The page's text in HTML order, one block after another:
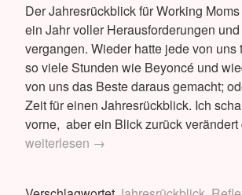
Der Jahresrückblick für Working
ein Jahr voller Herausforderungen
vergangen. Wieder hatte jede von uns
so viele Stunden wie Beyoncé und
von uns das Beste daraus gemacht;
Zeit für einen Jahresrückblick. Ich
vorne, aber ein Blick zurück
weiterlesen →